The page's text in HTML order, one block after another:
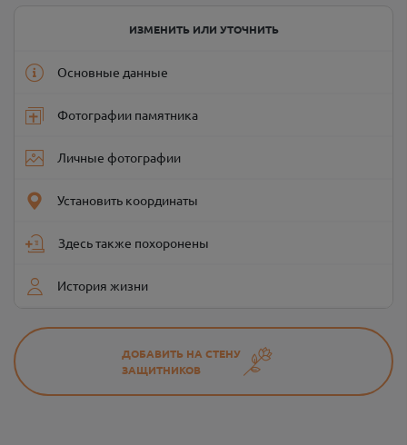
ИЗМЕНИТЬ ИЛИ УТОЧНИТЬ
Основные данные
Фотографии памятника
Личные фотографии
Установить координаты
Здесь также похоронены
История жизни
ДОБАВИТЬ НА СТЕНУ
ЗАЩИТНИКОВ